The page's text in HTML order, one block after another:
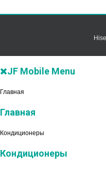
JF Mobile Menu
Главная
Главная
Кондиционеры
Кондиционеры